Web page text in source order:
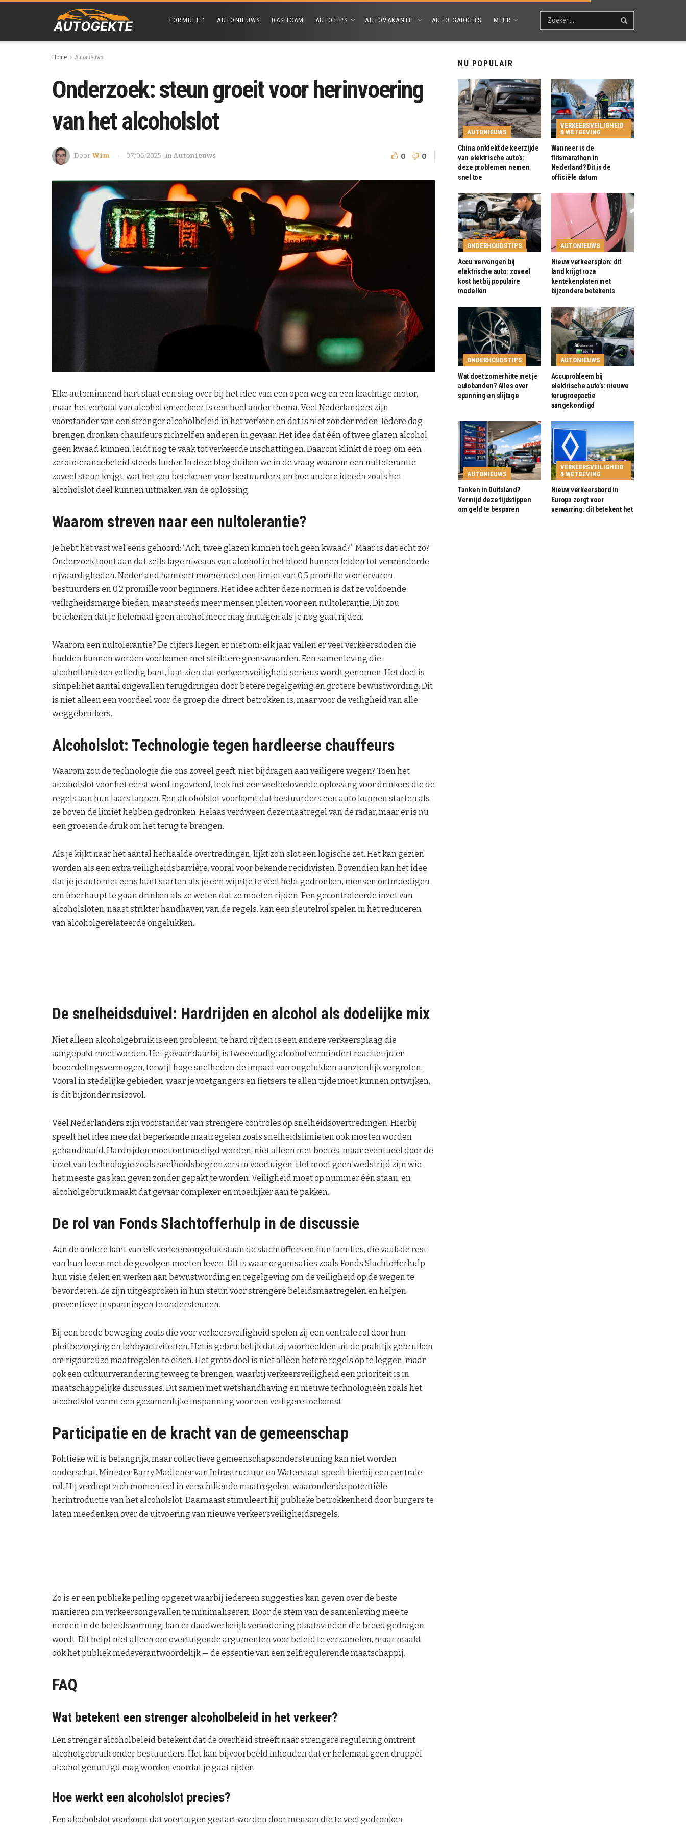
FORMULE 1 AUTONIEUWS DASHCAM AUTOTIPS AUTOVAKANTIE AUTO GADGETS MEER
Home Autonieuws
Onderzoek: steun groeit voor herinvoering
van het alcoholslot
Door Wim 07/06/2025 in Autonieuws 0 0
Elke autominnend hart slaat een slag over bij het idee van een open weg en een krachtige motor,
maar het verhaal van alcohol en verkeer is een heel ander thema. Veel Nederlanders zijn
voorstander van een strenger alcoholbeleid in het verkeer, en dat is niet zonder reden. Iedere dag
brengen dronken chauffeurs zichzelf en anderen in gevaar. Het idee dat één of twee glazen alcohol
geen kwaad kunnen, leidt nog te vaak tot verkeerde inschattingen. Daarom klinkt de roep om een
zerotolerancebeleid steeds luider. In deze blog duiken we in de vraag waarom een nultolerantie
zoveel steun krijgt, wat het zou betekenen voor bestuurders, en hoe andere ideeën zoals het
alcoholslot deel kunnen uitmaken van de oplossing.
Waarom streven naar een nultolerantie?
Je hebt het vast wel eens gehoord: “Ach, twee glazen kunnen toch geen kwaad?” Maar is dat echt zo?
Onderzoek toont aan dat zelfs lage niveaus van alcohol in het bloed kunnen leiden tot verminderde
rijvaardigheden. Nederland hanteert momenteel een limiet van 0,5 promille voor ervaren
bestuurders en 0,2 promille voor beginners. Het idee achter deze normen is dat ze voldoende
veiligheidsmarge bieden, maar steeds meer mensen pleiten voor een nultolerantie. Dit zou
betekenen dat je helemaal geen alcohol meer mag nuttigen als je nog gaat rijden.
Waarom een nultolerantie? De cijfers liegen er niet om: elk jaar vallen er veel verkeersdoden die
hadden kunnen worden voorkomen met striktere grenswaarden. Een samenleving die
alcohollimieten volledig bant, laat zien dat verkeersveiligheid serieus wordt genomen. Het doel is
simpel: het aantal ongevallen terugdringen door betere regelgeving en grotere bewustwording. Dit
is niet alleen een voordeel voor de groep die direct betrokken is, maar voor de veiligheid van alle
weggebruikers.
Alcoholslot: Technologie tegen hardleerse chauffeurs
Waarom zou de technologie die ons zoveel geeft, niet bijdragen aan veiligere wegen? Toen het
alcoholslot voor het eerst werd ingevoerd, leek het een veelbelovende oplossing voor drinkers die de
regels aan hun laars lappen. Een alcoholslot voorkomt dat bestuurders een auto kunnen starten als
ze boven de limiet hebben gedronken. Helaas verdween deze maatregel van de radar, maar er is nu
een groeiende druk om het terug te brengen.
Als je kijkt naar het aantal herhaalde overtredingen, lijkt zo’n slot een logische zet. Het kan gezien
worden als een extra veiligheidsbarrière, vooral voor bekende recidivisten. Bovendien kan het idee
dat je je auto niet eens kunt starten als je een wijntje te veel hebt gedronken, mensen ontmoedigen
om überhaupt te gaan drinken als ze weten dat ze moeten rijden. Een gecontroleerde inzet van
alcoholsloten, naast strikter handhaven van de regels, kan een sleutelrol spelen in het reduceren
van alcoholgerelateerde ongelukken.
De snelheidsduivel: Hardrijden en alcohol als dodelijke mix
Niet alleen alcoholgebruik is een probleem; te hard rijden is een andere verkeersplaag die
aangepakt moet worden. Het gevaar daarbij is tweevoudig: alcohol vermindert reactietijd en
beoordelingsvermogen, terwijl hoge snelheden de impact van ongelukken aanzienlijk vergroten.
Vooral in stedelijke gebieden, waar je voetgangers en fietsers te allen tijde moet kunnen ontwijken,
is dit bijzonder risicovol.
Veel Nederlanders zijn voorstander van strengere controles op snelheidsovertredingen. Hierbij
speelt het idee mee dat beperkende maatregelen zoals snelheidslimieten ook moeten worden
gehandhaafd. Hardrijden moet ontmoedigd worden, niet alleen met boetes, maar eventueel door de
inzet van technologie zoals snelheidsbegrenzers in voertuigen. Het moet geen wedstrijd zijn wie
het meeste gas kan geven zonder gepakt te worden. Veiligheid moet op nummer één staan, en
alcoholgebruik maakt dat gevaar complexer en moeilijker aan te pakken.
De rol van Fonds Slachtofferhulp in de discussie
Aan de andere kant van elk verkeersongeluk staan de slachtoffers en hun families, die vaak de rest
van hun leven met de gevolgen moeten leven. Dit is waar organisaties zoals Fonds Slachtofferhulp
hun visie delen en werken aan bewustwording en regelgeving om de veiligheid op de wegen te
bevorderen. Ze zijn uitgesproken in hun steun voor strengere beleidsmaatregelen en helpen
preventieve inspanningen te ondersteunen.
Bij een brede beweging zoals die voor verkeersveiligheid spelen zij een centrale rol door hun
pleitbezorging en lobbyactiviteiten. Het is gebruikelijk dat zij voorbeelden uit de praktijk gebruiken
om rigoureuze maatregelen te eisen. Het grote doel is niet alleen betere regels op te leggen, maar
ook een cultuurverandering teweeg te brengen, waarbij verkeersveiligheid een prioriteit is in
maatschappelijke discussies. Dit samen met wetshandhaving en nieuwe technologieën zoals het
alcoholslot vormt een gezamenlijke inspanning voor een veiligere toekomst.
Participatie en de kracht van de gemeenschap
Politieke wil is belangrijk, maar collectieve gemeenschapsondersteuning kan niet worden
onderschat. Minister Barry Madlener van Infrastructuur en Waterstaat speelt hierbij een centrale
rol. Hij verdiept zich momenteel in verschillende maatregelen, waaronder de potentiële
herintroductie van het alcoholslot. Daarnaast stimuleert hij publieke betrokkenheid door burgers te
laten meedenken over de uitvoering van nieuwe verkeersveiligheidsregels.
Zo is er een publieke peiling opgezet waarbij iedereen suggesties kan geven over de beste
manieren om verkeersongevallen te minimaliseren. Door de stem van de samenleving mee te
nemen in de beleidsvorming, kan er daadwerkelijk verandering plaatsvinden die breed gedragen
wordt. Dit helpt niet alleen om overtuigende argumenten voor beleid te verzamelen, maar maakt
ook het publiek medeverantwoordelijk — de essentie van een zelfregulerende maatschappij.
FAQ
Wat betekent een strenger alcoholbeleid in het verkeer?
Een strenger alcoholbeleid betekent dat de overheid streeft naar strengere regulering omtrent
alcoholgebruik onder bestuurders. Het kan bijvoorbeeld inhouden dat er helemaal geen druppel
alcohol genuttigd mag worden voordat je gaat rijden.
Hoe werkt een alcoholslot precies?
Een alcoholslot voorkomt dat voertuigen gestart worden door mensen die te veel gedronken
NU POPULAIR
AUTONIEUWS
China ontdekt de keerzijde
van elektrische auto’s:
deze problemen nemen
snel toe
VERKEERSVEILIGHEID
& WETGEVING
Wanneer is de
flitsmarathon in
Nederland? Dit is de
officiële datum
ONDERHOUDSTIPS
Accu vervangen bij
elektrische auto: zoveel
kost het bij populaire
modellen
AUTONIEUWS
Nieuw verkeersplan: dit
land krijgt roze
kentekenplaten met
bijzondere betekenis
ONDERHOUDSTIPS
Wat doet zomerhitte met je
autobanden? Alles over
spanning en slijtage
AUTONIEUWS
Accuprobleem bij
elektrische auto’s: nieuwe
terugroepactie
aangekondigd
AUTONIEUWS
Tanken in Duitsland?
Vermijd deze tijdstippen
om geld te besparen
VERKEERSVEILIGHEID
& WETGEVING
Nieuw verkeersbord in
Europa zorgt voor
verwarring: dit betekent het